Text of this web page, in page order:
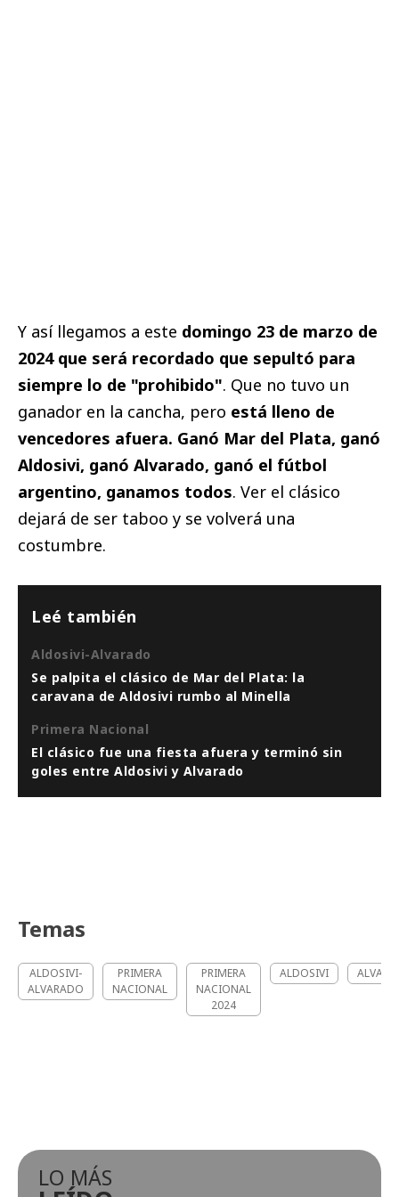
Y así llegamos a este domingo 23 de marzo de
2024 que será recordado que sepultó para
siempre lo de "prohibido". Que no tuvo un
ganador en la cancha, pero está lleno de
vencedores afuera. Ganó Mar del Plata, ganó
Aldosivi, ganó Alvarado, ganó el fútbol
argentino, ganamos todos. Ver el clásico
dejará de ser taboo y se volverá una
costumbre.
Leé también
Aldosivi-Alvarado
Se palpita el clásico de Mar del Plata: la
caravana de Aldosivi rumbo al Minella
Primera Nacional
El clásico fue una fiesta afuera y terminó sin
goles entre Aldosivi y Alvarado
Temas
ALDOSIVI-
ALVARADO
PRIMERA
NACIONAL
PRIMERA
NACIONAL
2024
ALDOSIVI
LO MÁS